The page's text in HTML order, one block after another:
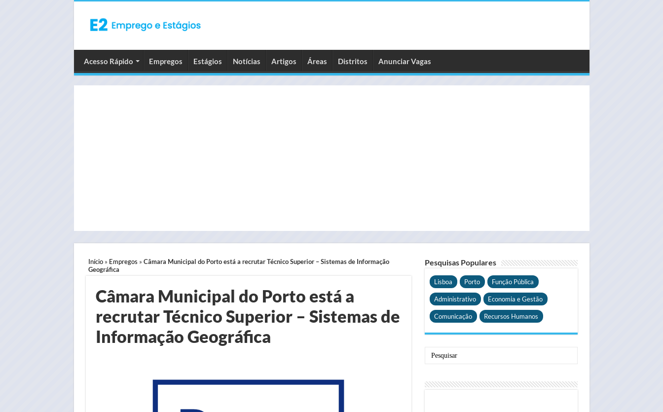
Acesso Rápido Empregos Estágios Notícias Artigos Áreas Distritos Anunciar Vagas
Início» Empregos » Câmara Municipal do Porto está a recrutar Técnico Superior – Sistemas de Informação
Geográfica
Câmara Municipal do Porto está a
recrutar Técnico Superior – Sistemas de
Informação Geográfica
Pesquisas Populares
Lisboa Porto Função Pública
Administrativo Economia e Gestão
Comunicação Recursos Humanos